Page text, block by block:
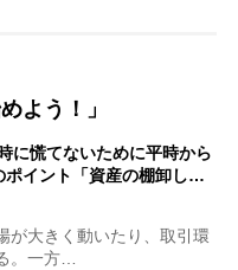
よう！」
に慌てないために平時から
ポイント「資産の棚卸し…
大きく動いたり、取引環
。一方…